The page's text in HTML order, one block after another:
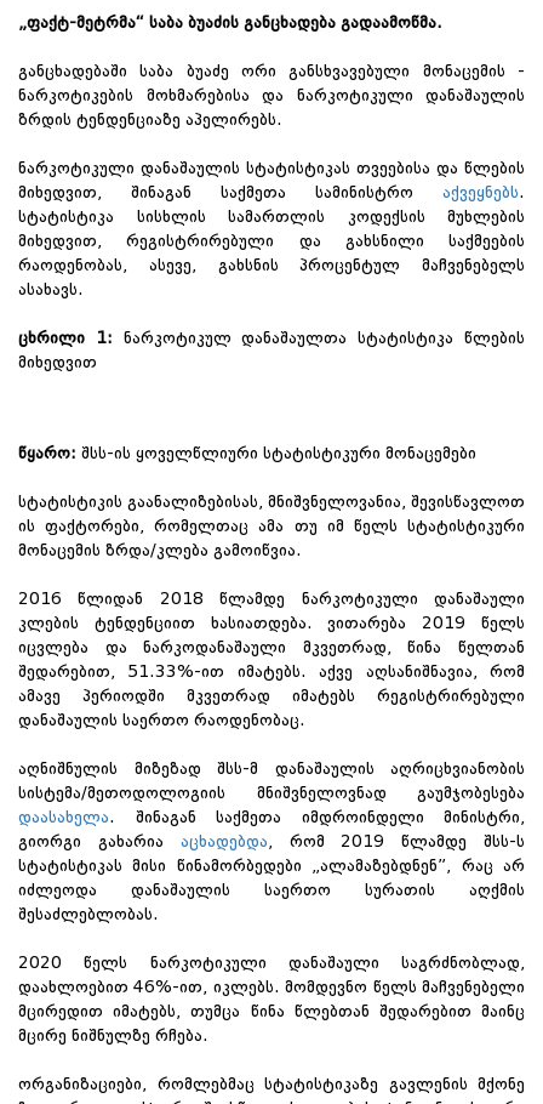
„ფაქტ-მეტრმა“ საბა ბუაძის განცხადება გადაამოწმა.
განცხადებაში საბა ბუაძე ორი განსხვავებული მონაცემის -
ნარკოტიკების მოხმარებისა და ნარკოტიკული დანაშაულის
ზრდის ტენდენციაზე აპელირებს.
ნარკოტიკული დანაშაულის სტატისტიკას თვეებისა და წლების
მიხედვით, შინაგან საქმეთა სამინისტრო აქვეყნებს.
სტატისტიკა სისხლის სამართლის კოდექსის მუხლების
მიხედვით, რეგისტრირებული და გახსნილი საქმეების
რაოდენობას, ასევე, გახსნის პროცენტულ მაჩვენებელს
ასახავს.
ცხრილი 1: ნარკოტიკულ დანაშაულთა სტატისტიკა წლების
მიხედვით
წყარო: შსს-ის ყოველწლიური სტატისტიკური მონაცემები
სტატისტიკის გაანალიზებისას, მნიშვნელოვანია, შევისწავლოთ
ის ფაქტორები, რომელთაც ამა თუ იმ წელს სტატისტიკური
მონაცემის ზრდა/კლება გამოიწვია.
2016 წლიდან 2018 წლამდე ნარკოტიკული დანაშაული
კლების ტენდენციით ხასიათდება. ვითარება 2019 წელს
იცვლება და ნარკოდანაშაული მკვეთრად, წინა წელთან
შედარებით, 51.33%-ით იმატებს. აქვე აღსანიშნავია, რომ
ამავე პერიოდში მკვეთრად იმატებს რეგისტრირებული
დანაშაულის საერთო რაოდენობაც.
აღნიშნულის მიზეზად შსს-მ დანაშაულის აღრიცხვიანობის
სისტემა/მეთოდოლოგიის მნიშვნელოვნად გაუმჯობესება
დაასახელა. შინაგან საქმეთა იმდროინდელი მინისტრი,
გიორგი გახარია აცხადებდა , რომ 2019 წლამდე შსს-ს
სტატისტიკას მისი წინამორბედები „ალამაზებდნენ”, რაც არ
იძლეოდა დანაშაულის საერთო სურათის აღქმის
შესაძლებლობას.
2020 წელს ნარკოტიკული დანაშაული საგრძნობლად,
დაახლოებით 46%-ით, იკლებს. მომდევნო წელს მაჩვენებელი
მცირედით იმატებს, თუმცა წინა წლებთან შედარებით მაინც
მცირე ნიშნულზე რჩება.
ორგანიზაციები, რომლებმაც სტატისტიკაზე გავლენის მქონე